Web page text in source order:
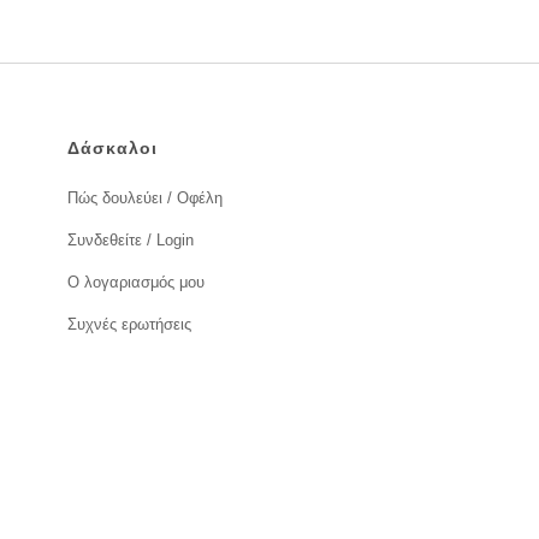
Δάσκαλοι
Πώς δουλεύει / Οφέλη
Συνδεθείτε / Login
Ο λογαριασμός μου
Συχνές ερωτήσεις